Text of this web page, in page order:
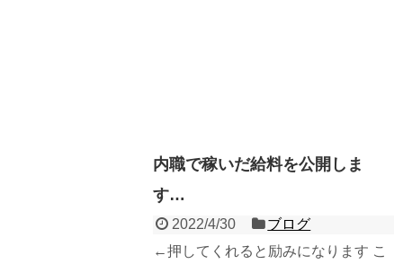
内職で稼いだ給料を公開しま
す…
2022/4/30
ブログ
←押してくれると励みになります こ